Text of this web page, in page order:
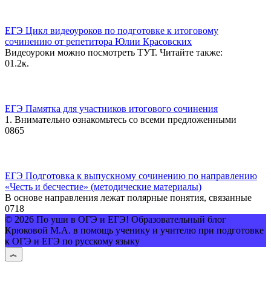
ЕГЭ Цикл видеоуроков по подготовке к итоговому
сочинению от репетитора Юлии Красовских
Видеоуроки можно посмотреть ТУТ. Читайте также:
01.2к.
ЕГЭ Памятка для участников итогового сочинения
1. Внимательно ознакомьтесь со всеми предложенными
0865
ЕГЭ Подготовка к выпускному сочинению по направлению
«Честь и бесчестие» (методические материалы)
В основе направления лежат полярные понятия, связанные
0718
© 2026 По уши в ОГЭ и ЕГЭ! Образовательный блог
Крюковой М.А. в помощь ученику и учителю при подготовке
к ОГЭ и ЕГЭ по русскому языку